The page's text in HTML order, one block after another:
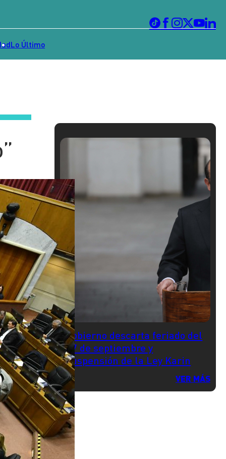
Lo Último
Gobierno descarta feriado del
17 de septiembre y
suspensión de la Ley Karin
VER MÁS